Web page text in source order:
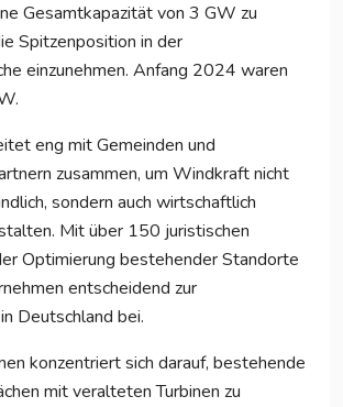
Gesamtkapazität von 3 GW zu
Spitzenposition in der
einzunehmen. Anfang 2024 waren
eng mit Gemeinden und
zusammen, um Windkraft nicht
sondern auch wirtschaftlich
Mit über 150 juristischen
Optimierung bestehender Standorte
entscheidend zur
Deutschland bei.
konzentriert sich darauf, bestehende
mit veralteten Turbinen zu